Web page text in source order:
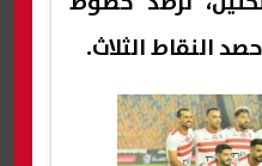
النقاط الثلاث.